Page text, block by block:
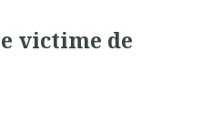
victime de